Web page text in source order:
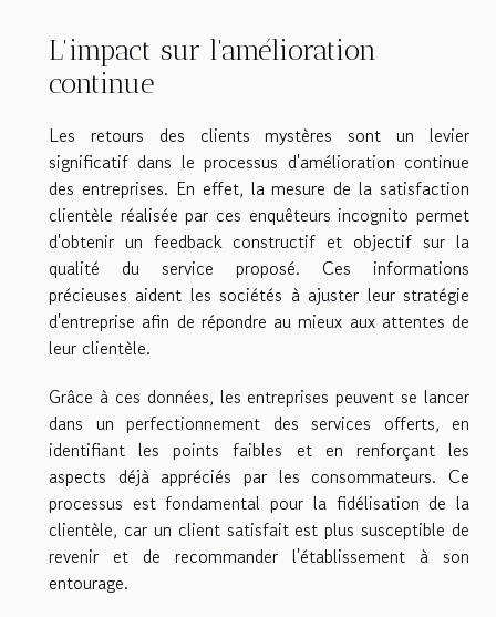
L'impact sur l'amélioration
continue
Les retours des clients mystères sont un levier
significatif dans le processus d'amélioration continue
des entreprises. En effet, la mesure de la satisfaction
clientèle réalisée par ces enquêteurs incognito permet
d'obtenir un feedback constructif et objectif sur la
qualité du service proposé. Ces informations
précieuses aident les sociétés à ajuster leur stratégie
d'entreprise afin de répondre au mieux aux attentes de
leur clientèle.
Grâce à ces données, les entreprises peuvent se lancer
dans un perfectionnement des services offerts, en
identifiant les points faibles et en renforçant les
aspects déjà appréciés par les consommateurs. Ce
processus est fondamental pour la fidélisation de la
clientèle, car un client satisfait est plus susceptible de
revenir et de recommander l'établissement à son
entourage.